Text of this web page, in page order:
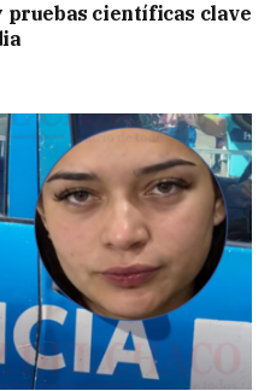
pruebas científicas clave